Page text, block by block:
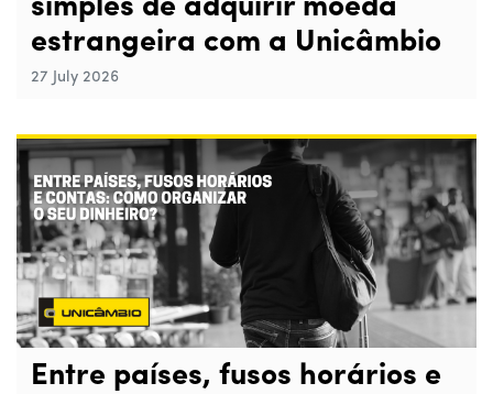
simples de adquirir moeda
estrangeira com a Unicâmbio
27 July 2026
Entre países, fusos horários e